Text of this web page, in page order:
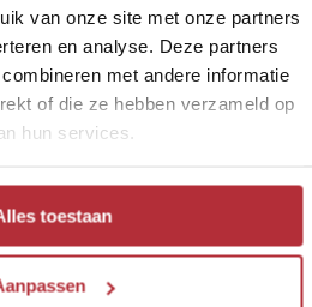
van onze site met onze partners
en analyse. Deze partners
met andere informatie
of die ze hebben verzameld op
hun services.
toestaan
op basis van ontbijt, wandeling door
en met uitzicht op de bergen ligt dit
de houten afwerking knus en
en heeft een aantal kleine